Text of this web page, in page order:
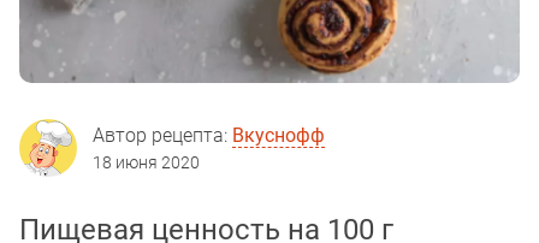
Автор рецепта: Вкуснофф
18 июня 2020
Пищевая ценность на 100 г